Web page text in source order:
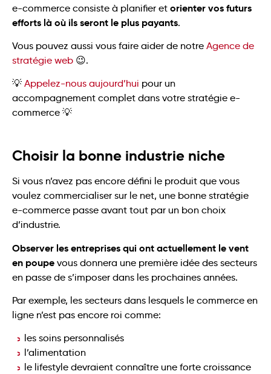
e-commerce consiste à planifier et orienter vos futurs
efforts là où ils seront le plus payants.
Vous pouvez aussi vous faire aider de notre Agence de
stratégie web 😉.
💡 Appelez-nous aujourd’hui pour un
accompagnement complet dans votre stratégie e-
commerce 💡
Choisir la bonne industrie niche
Si vous n’avez pas encore défini le produit que vous
voulez commercialiser sur le net, une bonne stratégie
e-commerce passe avant tout par un bon choix
d’industrie.
Observer les entreprises qui ont actuellement le vent
en poupe vous donnera une première idée des secteurs
en passe de s’imposer dans les prochaines années.
Par exemple, les secteurs dans lesquels le commerce en
ligne n’est pas encore roi comme:
les soins personnalisés
l’alimentation
le lifestyle devraient connaître une forte croissance